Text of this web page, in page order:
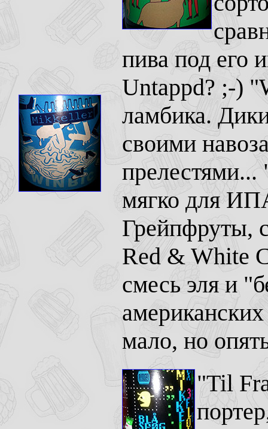
пива под его
Untappd? ;-) "
ламбика.
своими
мягко для
Грейпфруты,
Red & White
смесь эля и
мало, но
"Til